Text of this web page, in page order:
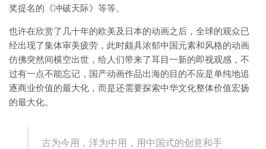
奖提名的《冲破天际》等等。
也许在欣赏了几十年的欧美及日本的动画之后，全球的观众已
经出现了集体审美疲劳，此时颇具浓郁中国元素和风格的动画
仿佛突然间横空出世，给人们带来了耳目一新的即视观感，不
过有一点不能忘记，国产动画作品出海的目的不应是单纯地追
逐商业价值的最大化，而是还需要探索中华文化整体价值宏扬
的最大化。
古为今用，洋为中用，用中国式的创意和手